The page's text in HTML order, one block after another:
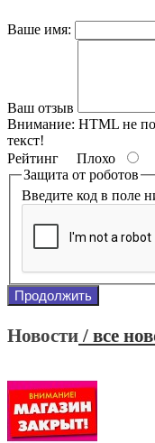
Ваше имя:
Ваш отзыв
Внимание: HTML не
текст!
Рейтинг Плохо
Защита от роботов
Введите код в поле
Продолжить
Новости / все